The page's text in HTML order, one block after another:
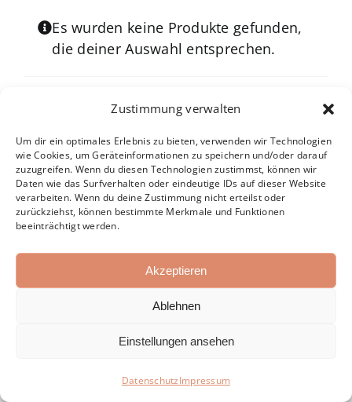
Zustimmung verwalten
Um dir ein optimales Erlebnis zu bieten, verwenden wir Technologien
wie Cookies, um Geräteinformationen zu speichern und/oder darauf
zuzugreifen. Wenn du diesen Technologien zustimmst, können wir
Daten wie das Surfverhalten oder eindeutige IDs auf dieser Website
verarbeiten. Wenn du deine Zustimmung nicht erteilst oder
zurückziehst, können bestimmte Merkmale und Funktionen
beeinträchtigt werden.
Akzeptieren
Ablehnen
Einstellungen ansehen
DatenschutzImpressum
Es wurden keine Produkte gefunden,
die deiner Auswahl entsprechen.
Salzraum Stuttgart | Eine Marke der ATX-Training GmbH |
Impressum|Datenschutz|AGB
FacebookInstagram